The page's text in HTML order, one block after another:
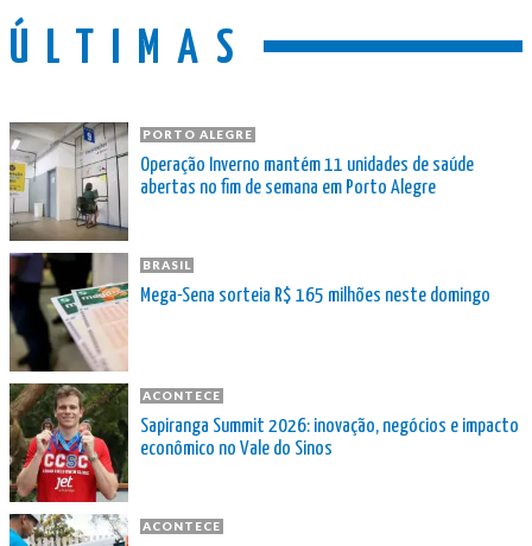
ÚLTIMAS
PORTO ALEGRE
Operação Inverno mantém 11 unidades de saúde
abertas no fim de semana em Porto Alegre
BRASIL
Mega-Sena sorteia R$ 165 milhões neste domingo
ACONTECE
Sapiranga Summit 2026: inovação, negócios e impacto
econômico no Vale do Sinos
ACONTECE